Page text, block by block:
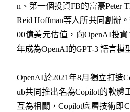
n、第一個投資FB的富豪Peter
Reid Hoffman等人所共同創辦
00億美元估值，向OpenAI投
年成為OpenAI的GPT-3 語言模
OpenAI於2021年8月獨立打造
ub共同推出名為Copilot的軟體
互為相關，Copilot底層技術即